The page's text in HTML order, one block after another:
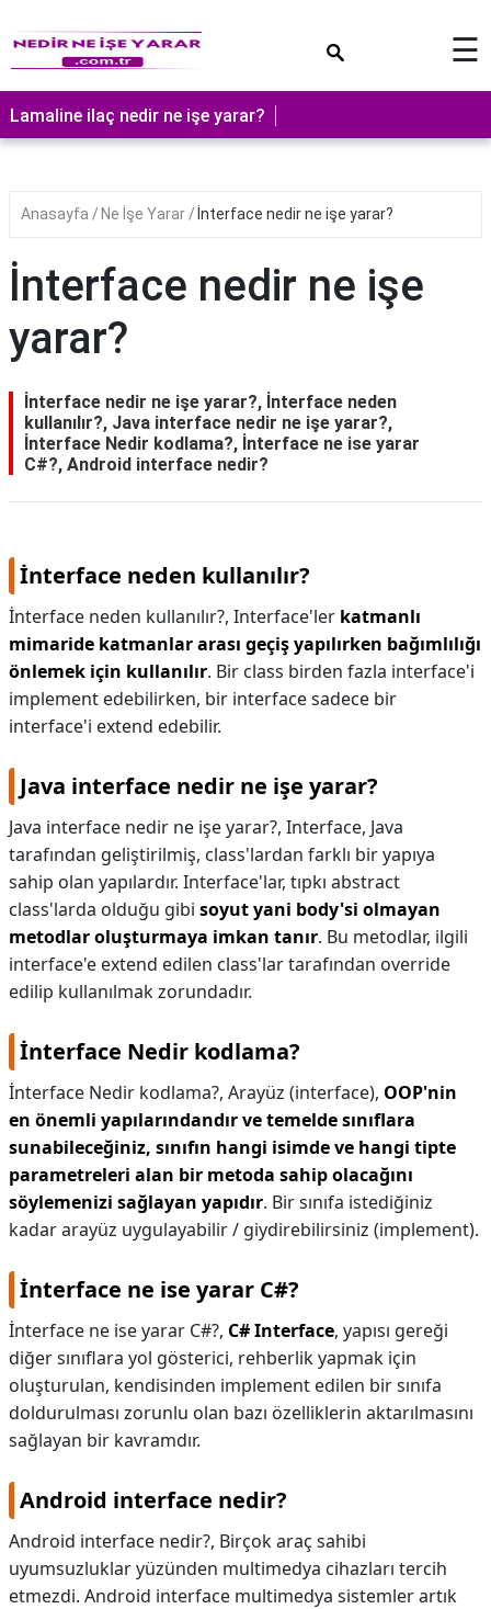
☰
Lamaline ilaç nedir ne işe yarar?
Anasayfa Ne İşe Yarar İnterface nedir ne işe yarar?
İnterface nedir ne işe
yarar?
İnterface nedir ne işe yarar?, İnterface neden
kullanılır?, Java interface nedir ne işe yarar?,
İnterface Nedir kodlama?, İnterface ne ise yarar
C#?, Android interface nedir?
İnterface neden kullanılır?
İnterface neden kullanılır?, Interface'ler katmanlı
mimaride katmanlar arası geçiş yapılırken bağımlılığı
önlemek için kullanılır. Bir class birden fazla interface'i
implement edebilirken, bir interface sadece bir
interface'i extend edebilir.
Java interface nedir ne işe yarar?
Java interface nedir ne işe yarar?, Interface, Java
tarafından geliştirilmiş, class'lardan farklı bir yapıya
sahip olan yapılardır. Interface'lar, tıpkı abstract
class'larda olduğu gibi soyut yani body'si olmayan
metodlar oluşturmaya imkan tanır. Bu metodlar, ilgili
interface'e extend edilen class'lar tarafından override
edilip kullanılmak zorundadır.
İnterface Nedir kodlama?
İnterface Nedir kodlama?, Arayüz (interface), OOP'nin
en önemli yapılarındandır ve temelde sınıflara
sunabileceğiniz, sınıfın hangi isimde ve hangi tipte
parametreleri alan bir metoda sahip olacağını
söylemenizi sağlayan yapıdır. Bir sınıfa istediğiniz
kadar arayüz uygulayabilir / giydirebilirsiniz (implement).
İnterface ne ise yarar C#?
İnterface ne ise yarar C#?, C# Interface, yapısı gereği
diğer sınıflara yol gösterici, rehberlik yapmak için
oluşturulan, kendisinden implement edilen bir sınıfa
doldurulması zorunlu olan bazı özelliklerin aktarılmasını
sağlayan bir kavramdır.
Android interface nedir?
Android interface nedir?, Birçok araç sahibi
uyumsuzluklar yüzünden multimedya cihazları tercih
etmezdi. Android interface multimedya sistemler artık